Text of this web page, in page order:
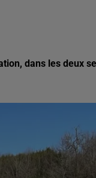
dans les deux